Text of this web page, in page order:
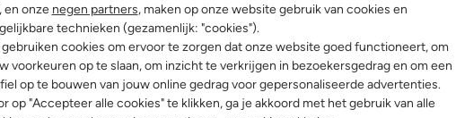
en onze negen partners, maken op onze website gebruik van cookies en
technieken (gezamenlijk: "cookies").
cookies om ervoor te zorgen dat onze website goed functioneert, om
voorkeuren op te slaan, om inzicht te verkrijgen in bezoekersgedrag en om een
op te bouwen van jouw online gedrag voor gepersonaliseerde advertenties.
op "Accepteer alle cookies" te klikken, ga je akkoord met het gebruik van alle
wat sportieve look en weet als geen ander aan klassiek en tijdloos design een
of een casual chique outfit. Maar afhankelijk van het model kun je zijn
successtory